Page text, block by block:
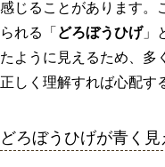
感じることがあります。
られる「 どろぼうひげ」
たように見えるため、多
正しく理解すれば心配す
どろぼうひげが青く